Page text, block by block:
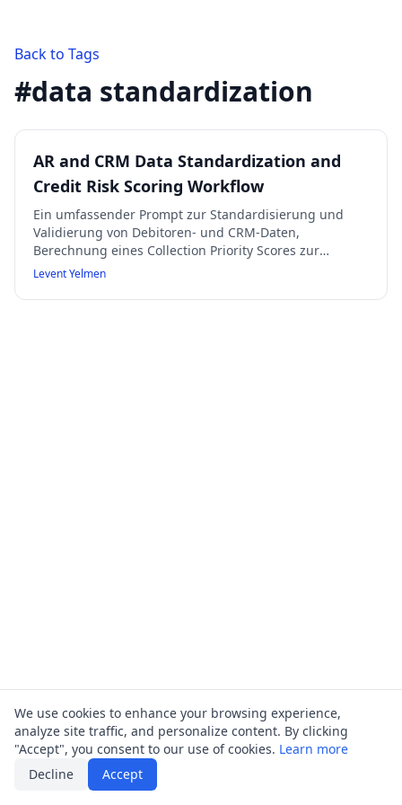
Back to Tags
#data standardization
AR and CRM Data Standardization and
Credit Risk Scoring Workflow
Ein umfassender Prompt zur Standardisierung und
Validierung von Debitoren- und CRM-Daten,
Berechnung eines Collection Priority Scores zur
Priorisierung von Forderungen, Segmentierung von
Erstellung personalisierter Mahnschreiben basierend
Levent Yelmen
We use cookies to enhance your browsing experience,
analyze site traffic, and personalize content. By clicking
"Accept", you consent to our use of cookies. Learn more
Decline
Accept